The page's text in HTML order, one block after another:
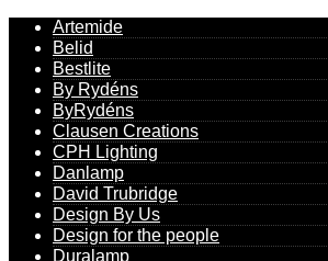
Artemide
Belid
Bestlite
By Rydéns
ByRydéns
Clausen Creations
CPH Lighting
Danlamp
David Trubridge
Design By Us
Design for the people
Duralamp